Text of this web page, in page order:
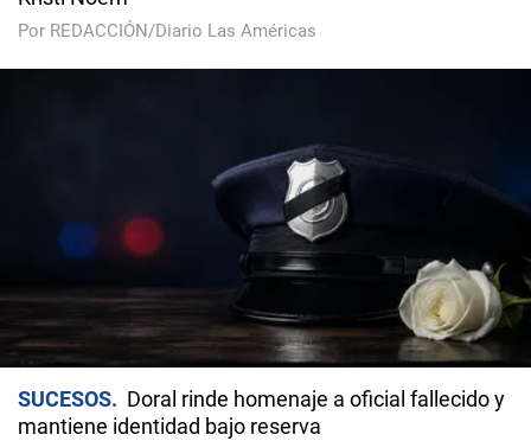
Por REDACCIÓN/Diario Las Américas
SUCESOS
Doral rinde homenaje a oficial fallecido y
mantiene identidad bajo reserva